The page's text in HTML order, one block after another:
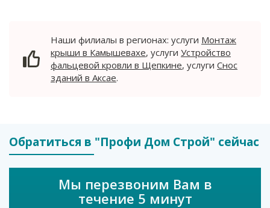
участок – защищаем ваши интересы.
Наши филиалы в регионах: услуги Монтаж
крыши в Камышевахе, услуги Устройство
фальцевой кровли в Щепкине, услуги Снос
зданий в Аксае.
Обратиться в "Профи Дом Строй" сейчас
Мы перезвоним Вам в
течение 5 минут